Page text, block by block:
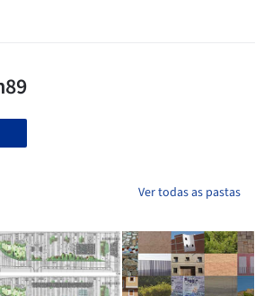
Ver todas as pastas